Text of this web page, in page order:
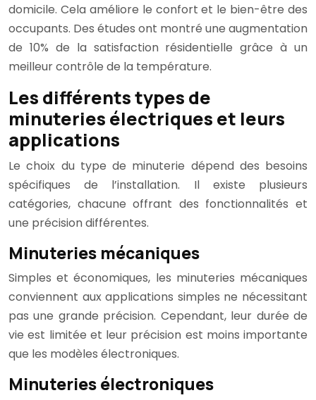
domicile. Cela améliore le confort et le bien-être des
occupants. Des études ont montré une augmentation
de 10% de la satisfaction résidentielle grâce à un
meilleur contrôle de la température.
Les différents types de
minuteries électriques et leurs
applications
Le choix du type de minuterie dépend des besoins
spécifiques de l’installation. Il existe plusieurs
catégories, chacune offrant des fonctionnalités et
une précision différentes.
Minuteries mécaniques
Simples et économiques, les minuteries mécaniques
conviennent aux applications simples ne nécessitant
pas une grande précision. Cependant, leur durée de
vie est limitée et leur précision est moins importante
que les modèles électroniques.
Minuteries électroniques